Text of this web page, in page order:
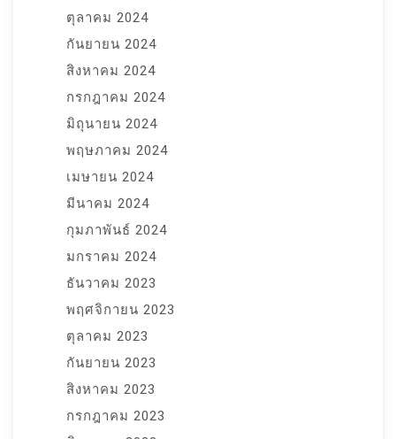
ตุลาคม 2024
กันยายน 2024
สิงหาคม 2024
กรกฎาคม 2024
มิถุนายน 2024
พฤษภาคม 2024
เมษายน 2024
มีนาคม 2024
กุมภาพันธ์ 2024
มกราคม 2024
ธันวาคม 2023
พฤศจิกายน 2023
ตุลาคม 2023
กันยายน 2023
สิงหาคม 2023
กรกฎาคม 2023